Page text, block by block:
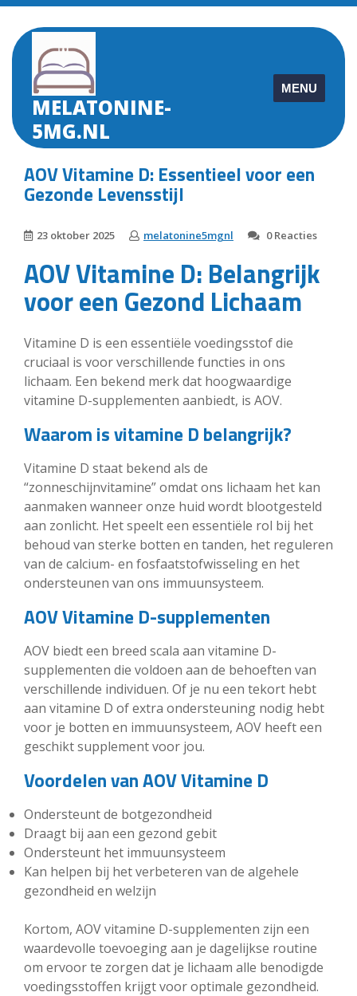
Skip
content
MELATONINE-
5MG.NL
MENU
AOV Vitamine D: Essentieel voor een
Gezonde Levensstijl
23 oktober 2025 melatonine5mgnl 0 Reacties
AOV Vitamine D: Belangrijk
voor een Gezond Lichaam
Vitamine D is een essentiële voedingsstof die
cruciaal is voor verschillende functies in ons
lichaam. Een bekend merk dat hoogwaardige
vitamine D-supplementen aanbiedt, is AOV.
Waarom is vitamine D belangrijk?
Vitamine D staat bekend als de
“zonneschijnvitamine” omdat ons lichaam het kan
aanmaken wanneer onze huid wordt blootgesteld
aan zonlicht. Het speelt een essentiële rol bij het
behoud van sterke botten en tanden, het reguleren
van de calcium- en fosfaatstofwisseling en het
ondersteunen van ons immuunsysteem.
AOV Vitamine D-supplementen
AOV biedt een breed scala aan vitamine D-
supplementen die voldoen aan de behoeften van
verschillende individuen. Of je nu een tekort hebt
aan vitamine D of extra ondersteuning nodig hebt
voor je botten en immuunsysteem, AOV heeft een
geschikt supplement voor jou.
Voordelen van AOV Vitamine D
Ondersteunt de botgezondheid
Draagt bij aan een gezond gebit
Ondersteunt het immuunsysteem
Kan helpen bij het verbeteren van de algehele
gezondheid en welzijn
Kortom, AOV vitamine D-supplementen zijn een
waardevolle toevoeging aan je dagelijkse routine
om ervoor te zorgen dat je lichaam alle benodigde
voedingsstoffen krijgt voor optimale gezondheid.